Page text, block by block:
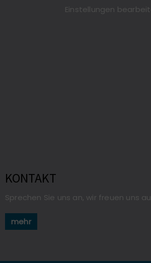
Einstellungen
KONTAKT
Sprechen Sie uns an, wir freuen uns
mehr